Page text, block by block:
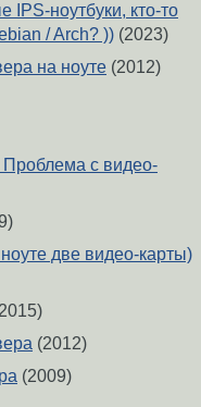
ноутбуки, кто-то
/ Arch? )) (2023)
на ноуте (2012)
Проблема с видео-
две видео-карты)
(2012)
(2009)